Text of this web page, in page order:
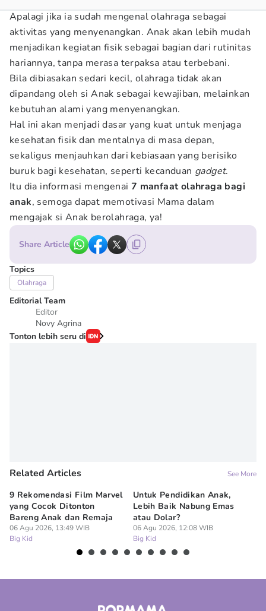
Apalagi jika ia sudah mengenal olahraga sebagai
aktivitas yang menyenangkan. Anak akan lebih mudah
menjadikan kegiatan fisik sebagai bagian dari rutinitas
hariannya, tanpa merasa terpaksa atau terbebani.
Bila dibiasakan sedari kecil, olahraga tidak akan
dipandang oleh si Anak sebagai kewajiban, melainkan
kebutuhan alami yang menyenangkan.
Hal ini akan menjadi dasar yang kuat untuk menjaga
kesehatan fisik dan mentalnya di masa depan,
sekaligus menjauhkan dari kebiasaan yang berisiko
buruk bagi kesehatan, seperti kecanduan gadget.
Itu dia informasi mengenai 7 manfaat olahraga bagi
anak, semoga dapat memotivasi Mama dalam
mengajak si Anak berolahraga, ya!
Share Article
Topics
Olahraga
Editorial Team
Editor
Novy Agrina
Tonton lebih seru di
Related Articles See More
9 Rekomendasi Film Marvel
yang Cocok Ditonton
Bareng Anak dan Remaja
06 Agu 2026, 13:49 WIB
Big Kid
Untuk Pendidikan Anak,
Lebih Baik Nabung Emas
atau Dolar?
06 Agu 2026, 12:08 WIB
Big Kid